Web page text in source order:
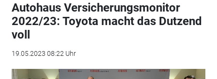
Autohaus Versicherungsmonitor
2022/23: Toyota macht das Dutzend
voll
19.05.2023 08:22 Uhr